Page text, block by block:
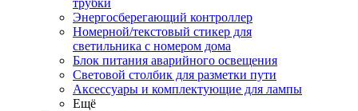
трубки
Энергосберегающий контроллер
Номерной/текстовый стикер для
светильника с номером дома
Блок питания аварийного освещения
Световой столбик для разметки пути
Аксессуары и комплектующие для лампы
Ещё